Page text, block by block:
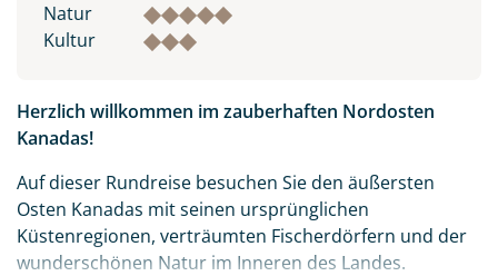
Natur
Kultur
Herzlich willkommen im zauberhaften Nordosten
Kanadas!
Auf dieser Rundreise besuchen Sie den äußersten
Osten Kanadas mit seinen ursprünglichen
Küstenregionen, verträumten Fischerdörfern und der
wunderschönen Natur im Inneren des Landes.